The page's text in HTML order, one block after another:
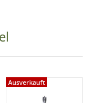
Ausverkauft